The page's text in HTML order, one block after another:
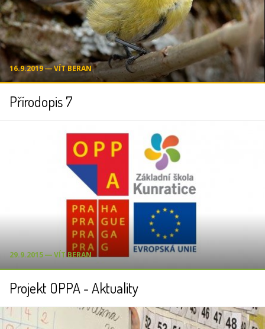
16.9.2019 ― VÍT BERAN
Přírodopis 7
29.9.2015 ― VÍT BERAN
Projekt OPPA - Aktuality